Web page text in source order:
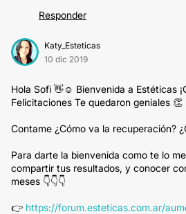
Responder
Katy_Esteticas
10 dic 2019
Hola Sofi 👋☺️ Bienvenida a Estéticas
Felicitaciones Te quedaron geniales 👏
Contame ¿Cómo va la recuperación?
Para darte la bienvenida como te lo
compartir tus resultados, y conocer
meses 👇👇👇
👉 https://forum.esteticas.com.ar/